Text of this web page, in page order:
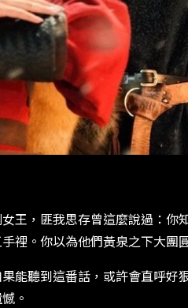
王，匪我思存曾這麼說過：
裡。你以為他們黃泉之下大團
能聽到這番話，或許會直呼
。